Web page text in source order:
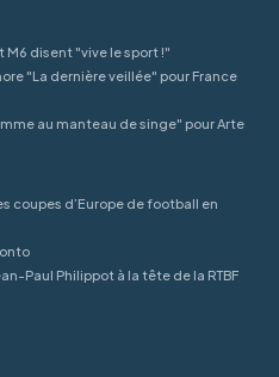
M6 disent "vive le sport !"
"La dernière veillée" pour France
au manteau de singe" pour Arte
coupes d’Europe de football en
Paul Philippot à la tête de la RTBF